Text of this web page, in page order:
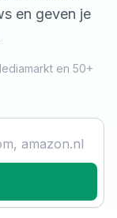
en geven je
en 50+